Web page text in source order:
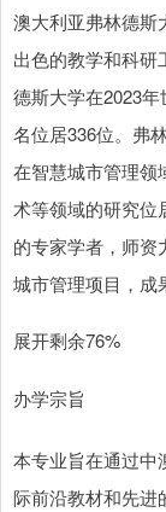
澳大利亚弗林德斯
出色的教学和科研
德斯大学在2023
名位居336位。弗
在智慧城市管理领
术等领域的研究位
的专家学者，师资
城市管理项目，成
展开剩余76%
办学宗旨
本专业旨在通过中
际前沿教材和先进